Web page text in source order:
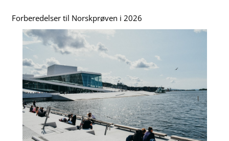
Forberedelser til Norskprøven i 2026